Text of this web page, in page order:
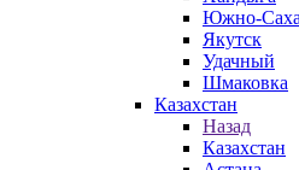
Южно-
Якутск
Удачный
Шмаковка
Казахстан
Назад
Казахстан